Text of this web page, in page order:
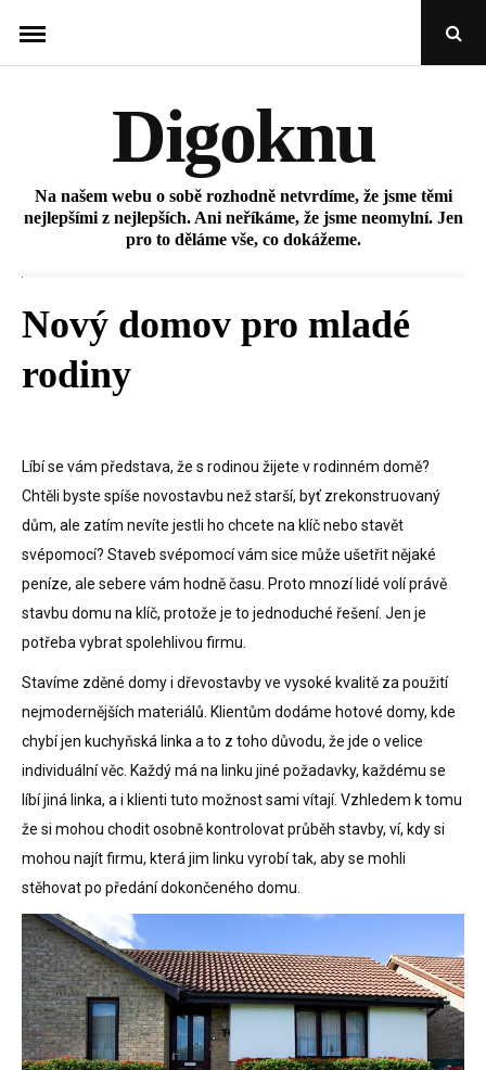
content
Open
Digoknu
Na našem webu o sobě rozhodně netvrdíme, že jsme těmi
nejlepšími z nejlepších. Ani neříkáme, že jsme neomylní. Jen
pro to děláme vše, co dokážeme.
Nový domov pro mladé
rodiny
Líbí se vám představa, že s rodinou žijete v rodinném domě?
Chtěli byste spíše novostavbu než starší, byť zrekonstruovaný
dům, ale zatím nevíte jestli ho chcete na klíč nebo stavět
svépomocí? Staveb svépomocí vám sice může ušetřit nějaké
peníze, ale sebere vám hodně času. Proto mnozí lidé volí právě
stavbu domu na klíč, protože je to jednoduché řešení. Jen je
potřeba vybrat spolehlivou firmu.
Stavíme zděné domy i dřevostavby ve vysoké kvalitě za použití
nejmodernějších materiálů. Klientům dodáme hotové domy, kde
chybí jen kuchyňská linka a to z toho důvodu, že jde o velice
individuální věc. Každý má na linku jiné požadavky, každému se
líbí jiná linka, a i klienti tuto možnost sami vítají. Vzhledem k tomu
že si mohou chodit osobně kontrolovat průběh stavby, ví, kdy si
mohou najít firmu, která jim linku vyrobí tak, aby se mohli
stěhovat po předání dokončeného domu.